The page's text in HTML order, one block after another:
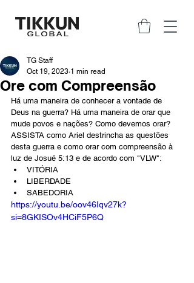
Ore com Compreensão
TG Staff
Oct 19, 2023 1 min read
Há uma maneira de conhecer a vontade de
Deus na guerra? Há uma maneira de orar que
mude povos e nações? Como devemos orar?
ASSISTA como Ariel destrincha as questões
desta guerra e como orar com compreensão à
luz de Josué 5:13 e de acordo com "VLW":
VITÓRIA
LIBERDADE
SABEDORIA
https://youtu.be/oov46Iqv27k?
si=8GKISOv4HCiF5P6Q